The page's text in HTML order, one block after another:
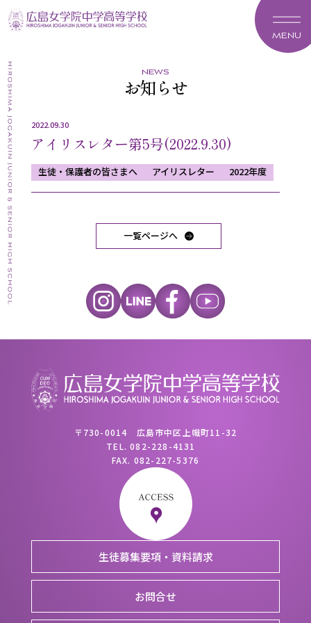
MENU
news
お知らせ
2022.09.30
アイリスレター第5号(2022.9.30)
生徒・保護者の皆さまへ アイリスレター 2022年度
一覧ページへ
〒730-0014 広島市中区上幟町11-32
TEL.082-228-4131
FAX. 082-227-5376
生徒募集要項・資料請求
お問合せ